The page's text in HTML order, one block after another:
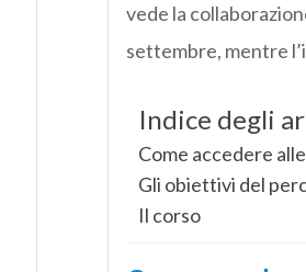
vede la
settembre, mentre
Indice degli
Come accedere
Gli obiettivi del
Il corso